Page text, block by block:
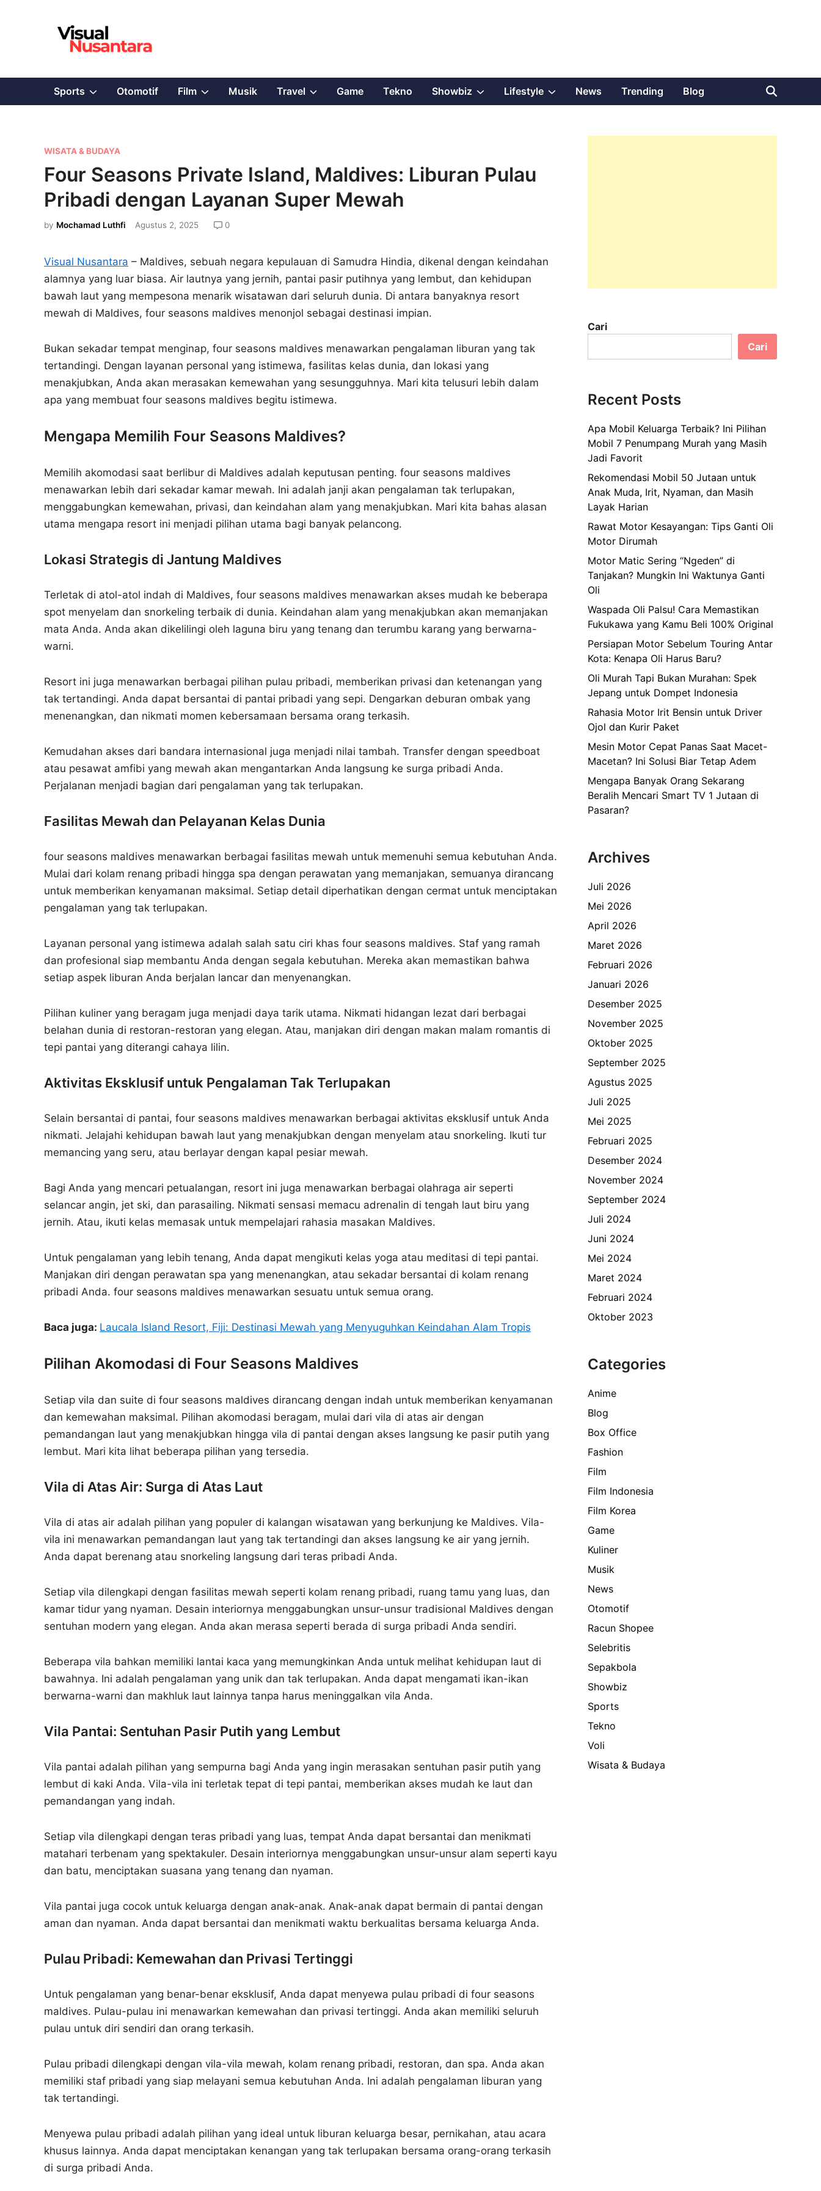
Sports Show
menu
Otomotif Film ShowMusik Travel ShowGame Tekno Showbiz ShowLifestyle ShowNews Trending Blog
P
o
s
n
WISATA & BUDAYA
Four Seasons Private Island, Maldives: Liburan Pulau
Pribadi dengan Layanan Super Mewah
by Mochamad Luthfi Agustus 2, 2025 0
Visual Nusantara – Maldives, sebuah negara kepulauan di Samudra Hindia, dikenal dengan keindahan
alamnya yang luar biasa. Air lautnya yang jernih, pantai pasir putihnya yang lembut, dan kehidupan
bawah laut yang mempesona menarik wisatawan dari seluruh dunia. Di antara banyaknya resort
mewah di Maldives, four seasons maldives menonjol sebagai destinasi impian.
Bukan sekadar tempat menginap, four seasons maldives menawarkan pengalaman liburan yang tak
tertandingi. Dengan layanan personal yang istimewa, fasilitas kelas dunia, dan lokasi yang
menakjubkan, Anda akan merasakan kemewahan yang sesungguhnya. Mari kita telusuri lebih dalam
apa yang membuat four seasons maldives begitu istimewa.
Mengapa Memilih Four Seasons Maldives?
Memilih akomodasi saat berlibur di Maldives adalah keputusan penting. four seasons maldives
menawarkan lebih dari sekadar kamar mewah. Ini adalah janji akan pengalaman tak terlupakan,
menggabungkan kemewahan, privasi, dan keindahan alam yang menakjubkan. Mari kita bahas alasan
utama mengapa resort ini menjadi pilihan utama bagi banyak pelancong.
Lokasi Strategis di Jantung Maldives
Terletak di atol-atol indah di Maldives, four seasons maldives menawarkan akses mudah ke beberapa
spot menyelam dan snorkeling terbaik di dunia. Keindahan alam yang menakjubkan akan memanjakan
mata Anda. Anda akan dikelilingi oleh laguna biru yang tenang dan terumbu karang yang berwarna-
warni.
Resort ini juga menawarkan berbagai pilihan pulau pribadi, memberikan privasi dan ketenangan yang
tak tertandingi. Anda dapat bersantai di pantai pribadi yang sepi. Dengarkan deburan ombak yang
menenangkan, dan nikmati momen kebersamaan bersama orang terkasih.
Kemudahan akses dari bandara internasional juga menjadi nilai tambah. Transfer dengan speedboat
atau pesawat amfibi yang mewah akan mengantarkan Anda langsung ke surga pribadi Anda.
Perjalanan menjadi bagian dari pengalaman yang tak terlupakan.
Fasilitas Mewah dan Pelayanan Kelas Dunia
four seasons maldives menawarkan berbagai fasilitas mewah untuk memenuhi semua kebutuhan Anda.
Mulai dari kolam renang pribadi hingga spa dengan perawatan yang memanjakan, semuanya dirancang
untuk memberikan kenyamanan maksimal. Setiap detail diperhatikan dengan cermat untuk menciptakan
pengalaman yang tak terlupakan.
Layanan personal yang istimewa adalah salah satu ciri khas four seasons maldives. Staf yang ramah
dan profesional siap membantu Anda dengan segala kebutuhan. Mereka akan memastikan bahwa
setiap aspek liburan Anda berjalan lancar dan menyenangkan.
Pilihan kuliner yang beragam juga menjadi daya tarik utama. Nikmati hidangan lezat dari berbagai
belahan dunia di restoran-restoran yang elegan. Atau, manjakan diri dengan makan malam romantis di
tepi pantai yang diterangi cahaya lilin.
Aktivitas Eksklusif untuk Pengalaman Tak Terlupakan
Selain bersantai di pantai, four seasons maldives menawarkan berbagai aktivitas eksklusif untuk Anda
nikmati. Jelajahi kehidupan bawah laut yang menakjubkan dengan menyelam atau snorkeling. Ikuti tur
memancing yang seru, atau berlayar dengan kapal pesiar mewah.
Bagi Anda yang mencari petualangan, resort ini juga menawarkan berbagai olahraga air seperti
selancar angin, jet ski, dan parasailing. Nikmati sensasi memacu adrenalin di tengah laut biru yang
jernih. Atau, ikuti kelas memasak untuk mempelajari rahasia masakan Maldives.
Untuk pengalaman yang lebih tenang, Anda dapat mengikuti kelas yoga atau meditasi di tepi pantai.
Manjakan diri dengan perawatan spa yang menenangkan, atau sekadar bersantai di kolam renang
pribadi Anda. four seasons maldives menawarkan sesuatu untuk semua orang.
Baca juga: Laucala Island Resort, Fiji: Destinasi Mewah yang Menyuguhkan Keindahan Alam Tropis
Pilihan Akomodasi di Four Seasons Maldives
Setiap vila dan suite di four seasons maldives dirancang dengan indah untuk memberikan kenyamanan
dan kemewahan maksimal. Pilihan akomodasi beragam, mulai dari vila di atas air dengan
pemandangan laut yang menakjubkan hingga vila di pantai dengan akses langsung ke pasir putih yang
lembut. Mari kita lihat beberapa pilihan yang tersedia.
Vila di Atas Air: Surga di Atas Laut
Vila di atas air adalah pilihan yang populer di kalangan wisatawan yang berkunjung ke Maldives. Vila-
vila ini menawarkan pemandangan laut yang tak tertandingi dan akses langsung ke air yang jernih.
Anda dapat berenang atau snorkeling langsung dari teras pribadi Anda.
Setiap vila dilengkapi dengan fasilitas mewah seperti kolam renang pribadi, ruang tamu yang luas, dan
kamar tidur yang nyaman. Desain interiornya menggabungkan unsur-unsur tradisional Maldives dengan
sentuhan modern yang elegan. Anda akan merasa seperti berada di surga pribadi Anda sendiri.
Beberapa vila bahkan memiliki lantai kaca yang memungkinkan Anda untuk melihat kehidupan laut di
bawahnya. Ini adalah pengalaman yang unik dan tak terlupakan. Anda dapat mengamati ikan-ikan
berwarna-warni dan makhluk laut lainnya tanpa harus meninggalkan vila Anda.
Vila Pantai: Sentuhan Pasir Putih yang Lembut
Vila pantai adalah pilihan yang sempurna bagi Anda yang ingin merasakan sentuhan pasir putih yang
lembut di kaki Anda. Vila-vila ini terletak tepat di tepi pantai, memberikan akses mudah ke laut dan
pemandangan yang indah.
Setiap vila dilengkapi dengan teras pribadi yang luas, tempat Anda dapat bersantai dan menikmati
matahari terbenam yang spektakuler. Desain interiornya menggabungkan unsur-unsur alam seperti kayu
dan batu, menciptakan suasana yang tenang dan nyaman.
Vila pantai juga cocok untuk keluarga dengan anak-anak. Anak-anak dapat bermain di pantai dengan
aman dan nyaman. Anda dapat bersantai dan menikmati waktu berkualitas bersama keluarga Anda.
Pulau Pribadi: Kemewahan dan Privasi Tertinggi
Untuk pengalaman yang benar-benar eksklusif, Anda dapat menyewa pulau pribadi di four seasons
maldives. Pulau-pulau ini menawarkan kemewahan dan privasi tertinggi. Anda akan memiliki seluruh
pulau untuk diri sendiri dan orang terkasih.
Pulau pribadi dilengkapi dengan vila-vila mewah, kolam renang pribadi, restoran, dan spa. Anda akan
memiliki staf pribadi yang siap melayani semua kebutuhan Anda. Ini adalah pengalaman liburan yang
tak tertandingi.
Menyewa pulau pribadi adalah pilihan yang ideal untuk liburan keluarga besar, pernikahan, atau acara
khusus lainnya. Anda dapat menciptakan kenangan yang tak terlupakan bersama orang-orang terkasih
di surga pribadi Anda.
Cari
Cari
Recent Posts
Apa Mobil Keluarga Terbaik? Ini Pilihan
Mobil 7 Penumpang Murah yang Masih
Jadi Favorit
Rekomendasi Mobil 50 Jutaan untuk
Anak Muda, Irit, Nyaman, dan Masih
Layak Harian
Rawat Motor Kesayangan: Tips Ganti Oli
Motor Dirumah
Motor Matic Sering “Ngeden” di
Tanjakan? Mungkin Ini Waktunya Ganti
Oli
Waspada Oli Palsu! Cara Memastikan
Fukukawa yang Kamu Beli 100% Original
Persiapan Motor Sebelum Touring Antar
Kota: Kenapa Oli Harus Baru?
Oli Murah Tapi Bukan Murahan: Spek
Jepang untuk Dompet Indonesia
Rahasia Motor Irit Bensin untuk Driver
Ojol dan Kurir Paket
Mesin Motor Cepat Panas Saat Macet-
Macetan? Ini Solusi Biar Tetap Adem
Mengapa Banyak Orang Sekarang
Beralih Mencari Smart TV 1 Jutaan di
Pasaran?
Archives
Juli 2026
Mei 2026
April 2026
Maret 2026
Februari 2026
Januari 2026
Desember 2025
November 2025
Oktober 2025
September 2025
Agustus 2025
Juli 2025
Mei 2025
Februari 2025
Desember 2024
November 2024
September 2024
Juli 2024
Juni 2024
Mei 2024
Maret 2024
Februari 2024
Oktober 2023
Categories
Anime
Blog
Box Office
Fashion
Film
Film Indonesia
Film Korea
Game
Kuliner
Musik
News
Otomotif
Racun Shopee
Selebritis
Sepakbola
Showbiz
Sports
Tekno
Voli
Wisata & Budaya